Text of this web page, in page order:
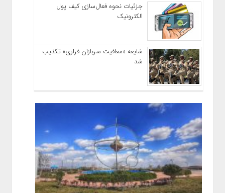
جزئیات نحوه فعال‌سازی کیف پول
الکترونیک
شایعه «معافیت سربازان فراری» تکذیب
شد